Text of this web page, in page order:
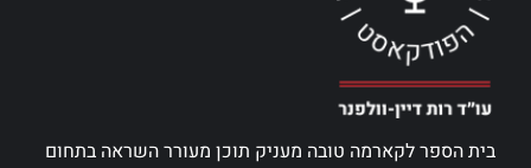
בית הספר לקארמה טובה מעניק תוכן מעורר השראה בתחום